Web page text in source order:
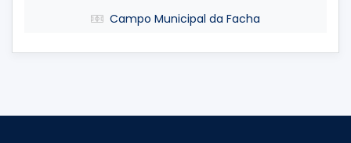
Campo Municipal da Facha